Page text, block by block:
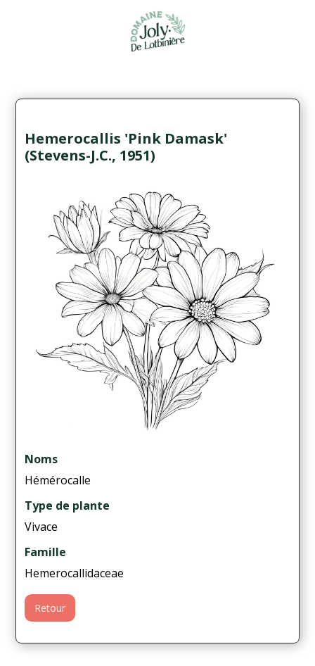
Hemerocallis 'Pink Damask'
(Stevens-J.C., 1951)
Noms
Hémérocalle
Type de plante
Vivace
Famille
Hemerocallidaceae
Retour